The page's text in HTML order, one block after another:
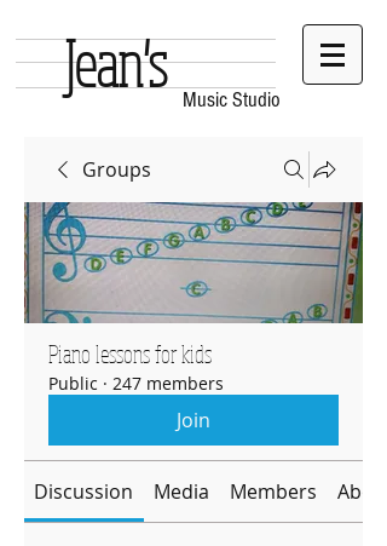
Music Studio
Jean's
Groups
Piano lessons for kids
Public · 247 members
Join
Discussion Media Members About